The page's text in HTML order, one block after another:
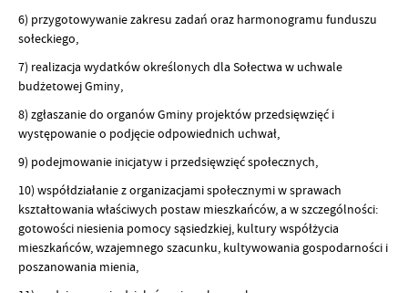
6) przygotowywanie zakresu zadań oraz harmonogramu funduszu
sołeckiego,
7) realizacja wydatków określonych dla Sołectwa w uchwale
budżetowej Gminy,
8) zgłaszanie do organów Gminy projektów przedsięwzięć i
występowanie o podjęcie odpowiednich uchwał,
9) podejmowanie inicjatyw i przedsięwzięć społecznych,
10) współdziałanie z organizacjami społecznymi w sprawach
kształtowania właściwych postaw mieszkańców, a w szczególności:
gotowości niesienia pomocy sąsiedzkiej, kultury współżycia
mieszkańców, wzajemnego szacunku, kultywowania gospodarności i
poszanowania mienia,